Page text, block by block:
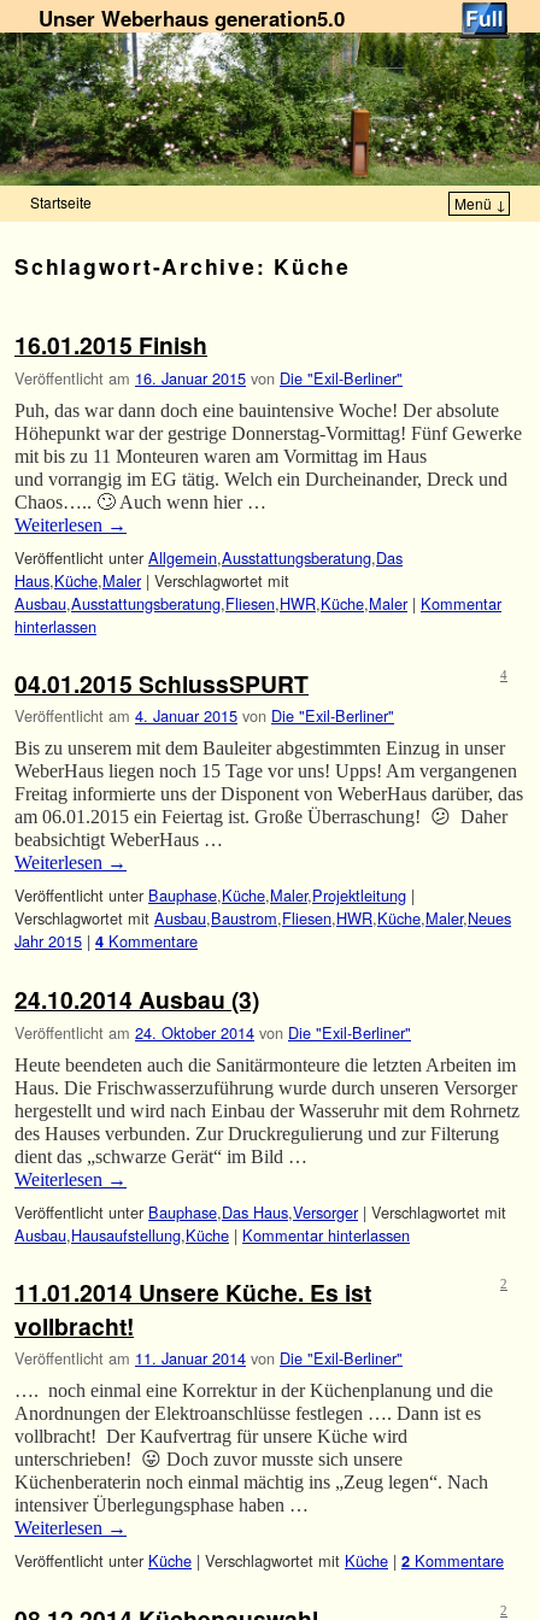
Unser Weberhaus generation5.0
Startseite Menü ↓
Schlagwort-Archive: Küche
16.01.2015 Finish
Veröffentlicht am 16. Januar 2015 von Die "Exil-Berliner"
Puh, das war dann doch eine bauintensive Woche! Der absolute
Höhepunkt war der gestrige Donnerstag-Vormittag! Fünf Gewerke
mit bis zu 11 Monteuren waren am Vormittag im Haus
und vorrangig im EG tätig. Welch ein Durcheinander, Dreck und
Chaos….. 🙄 Auch wenn hier …
Weiterlesen →
Veröffentlicht unter Allgemein,Ausstattungsberatung,Das
Haus,Küche,Maler | Verschlagwortet mit
Ausbau,Ausstattungsberatung,Fliesen,HWR,Küche,Maler | Kommentar
hinterlassen
04.01.2015 SchlussSPURT
Veröffentlicht am 4. Januar 2015 von Die "Exil-Berliner"
4
Bis zu unserem mit dem Bauleiter abgestimmten Einzug in unser
WeberHaus liegen noch 15 Tage vor uns! Upps! Am vergangenen
Freitag informierte uns der Disponent von WeberHaus darüber, das
am 06.01.2015 ein Feiertag ist. Große Überraschung! 😕 Daher
beabsichtigt WeberHaus …
Weiterlesen →
Veröffentlicht unter Bauphase,Küche,Maler,Projektleitung |
Verschlagwortet mit Ausbau,Baustrom,Fliesen,HWR,Küche,Maler,Neues
Jahr 2015 | 4 Kommentare
24.10.2014 Ausbau (3)
Veröffentlicht am 24. Oktober 2014 von Die "Exil-Berliner"
Heute beendeten auch die Sanitärmonteure die letzten Arbeiten im
Haus. Die Frischwasserzuführung wurde durch unseren Versorger
hergestellt und wird nach Einbau der Wasseruhr mit dem Rohrnetz
des Hauses verbunden. Zur Druckregulierung und zur Filterung
dient das „schwarze Gerät“ im Bild …
Weiterlesen →
Veröffentlicht unter Bauphase,Das Haus,Versorger | Verschlagwortet mit
Ausbau,Hausaufstellung,Küche | Kommentar hinterlassen
11.01.2014 Unsere Küche. Es ist
vollbracht!
Veröffentlicht am 11. Januar 2014 von Die "Exil-Berliner"
2
…. noch einmal eine Korrektur in der Küchenplanung und die
Anordnungen der Elektroanschlüsse festlegen …. Dann ist es
vollbracht! Der Kaufvertrag für unsere Küche wird
unterschrieben! 😛 Doch zuvor musste sich unsere
Küchenberaterin noch einmal mächtig ins „Zeug legen“. Nach
intensiver Überlegungsphase haben …
Weiterlesen →
Veröffentlicht unter Küche | Verschlagwortet mit Küche | 2 Kommentare
2